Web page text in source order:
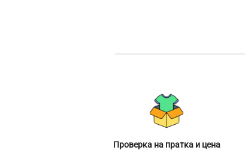
Проверка на пратка и цена